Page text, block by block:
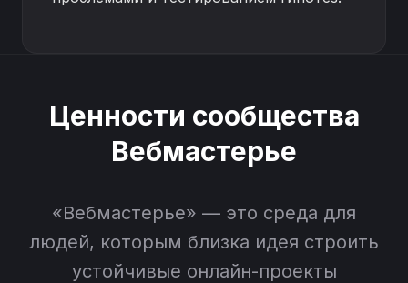
Ценности сообщества
Вебмастерье
«Вебмастерье» — это среда для
людей, которым близка идея строить
устойчивые онлайн-проекты